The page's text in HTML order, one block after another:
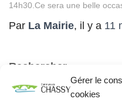
Gérer le
cookies
14h30.Ce sera une belle
Par La Mairie, il y a 11
Rechercher